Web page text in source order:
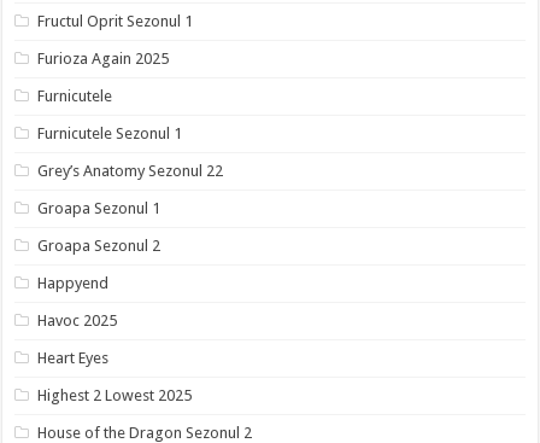
Fructul Oprit Sezonul 1
Furioza Again 2025
Furnicutele
Furnicutele Sezonul 1
Grey’s Anatomy Sezonul 22
Groapa Sezonul 1
Groapa Sezonul 2
Happyend
Havoc 2025
Heart Eyes
Highest 2 Lowest 2025
House of the Dragon Sezonul 2